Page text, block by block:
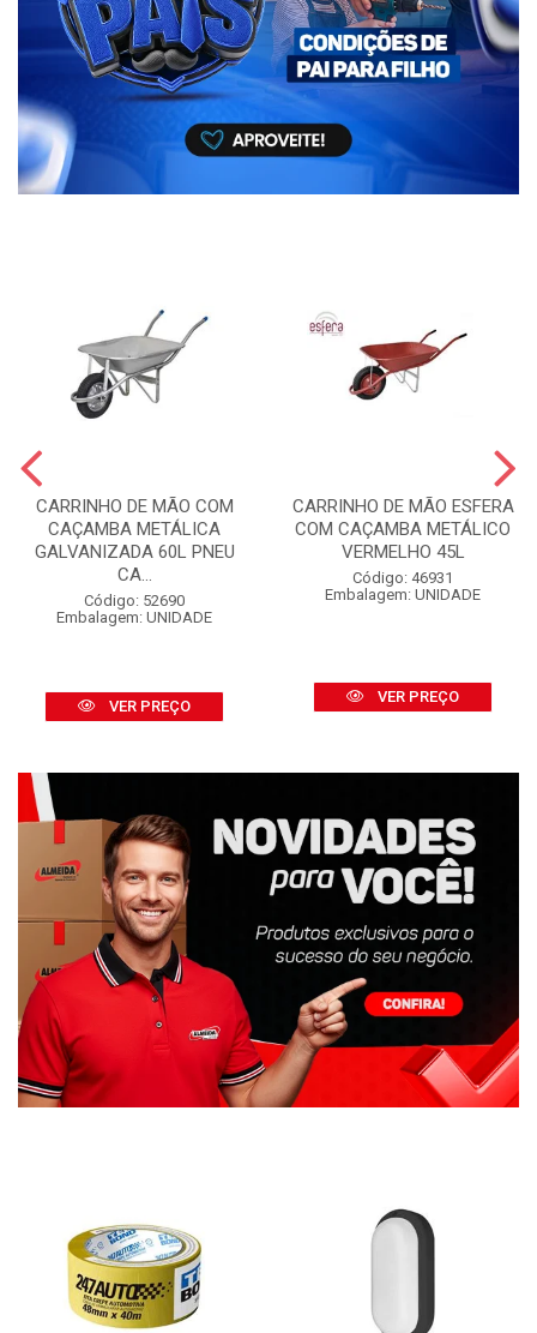
CARRINHO DE MÃO COM
CAÇAMBA METÁLICA
GALVANIZADA 60L PNEU
CA...
Código: 52690
Embalagem: UNIDADE
VER PREÇO
CARRINHO DE MÃO ESFERA
COM CAÇAMBA METÁLICO
VERMELHO 45L
Código: 46931
Embalagem: UNIDADE
VER PREÇO